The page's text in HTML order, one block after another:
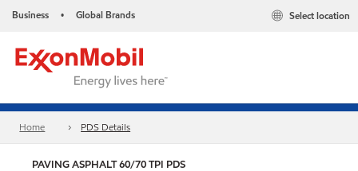
Business • Global Brands Select location
Home PDS Details
PAVING ASPHALT 60/70 TPI PDS